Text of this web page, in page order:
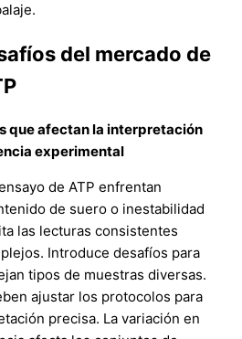
del mercado de
que afectan la interpretación
experimental
de ATP enfrentan
de suero o inestabilidad
las lecturas consistentes
Introduce desafíos para
tipos de muestras diversas.
ajustar los protocolos para
precisa. La variación en